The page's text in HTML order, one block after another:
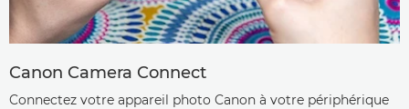
Canon Camera Connect
Connectez votre appareil photo Canon à votre périphérique